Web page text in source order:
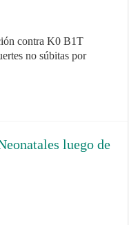
contra K0 B1T
no súbitas por
luego de